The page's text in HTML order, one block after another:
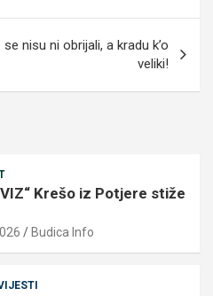
nisu ni obrijali, a kradu k’o
veliki!
Krešo iz Potjere stiže
Budica Info